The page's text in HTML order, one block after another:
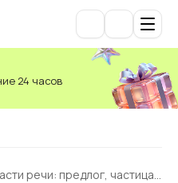
24 часов
речи: предлог, частица,